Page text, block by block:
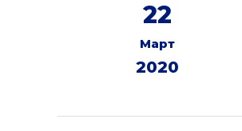
22
Март
2020